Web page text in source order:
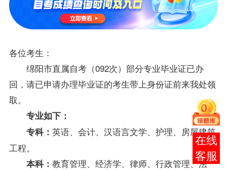
各位考生：
绵阳市直属自考（092次）部分专业毕业证已办
回，请已申请办理毕业证的考生带上身份证前来我处领
取。
专业如下：
专科： 英语、会计、汉语言文学、护理、房屋建筑
工程。
本科： 教育管理、经济学、律师、行政管理、法
在线
客服